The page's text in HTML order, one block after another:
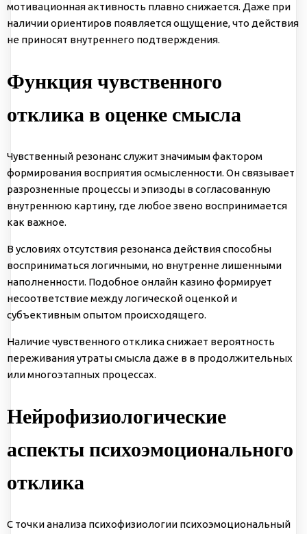
мотивационная активность плавно снижается. Даже при
наличии ориентиров появляется ощущение, что действия
не приносят внутреннего подтверждения.
Функция чувственного
отклика в оценке смысла
Чувственный резонанс служит значимым фактором
формирования восприятия осмысленности. Он связывает
разрозненные процессы и эпизоды в согласованную
внутреннюю картину, где любое звено воспринимается
как важное.
В условиях отсутствия резонанса действия способны
восприниматься логичными, но внутренне лишенными
наполненности. Подобное онлайн казино формирует
несоответствие между логической оценкой и
субъективным опытом происходящего.
Наличие чувственного отклика снижает вероятность
переживания утраты смысла даже в в продолжительных
или многоэтапных процессах.
Нейрофизиологические
аспекты психоэмоционального
отклика
С точки анализа психофизиологии психоэмоциональный